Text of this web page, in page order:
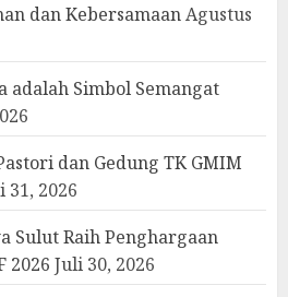
dan KebersamaanAgustus
adalah Simbol Semangat
dan Gedung TK GMIM
31, 2026
Sulut Raih Penghargaan
2026 Juli 30, 2026